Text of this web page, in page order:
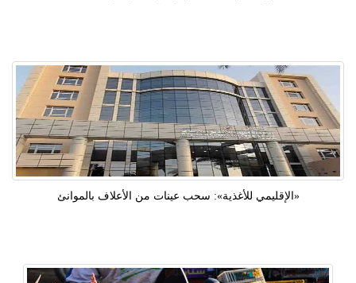
«الإقليمي للأغذية»: سحب عينات من الأعلاف بالموانئ